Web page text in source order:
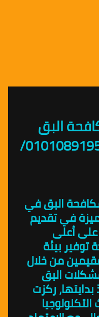
البق
في جمعية عرابي 01010891953/
البق في
في تقديم
أعلى
بيئة
من خلال
البق
ركزت